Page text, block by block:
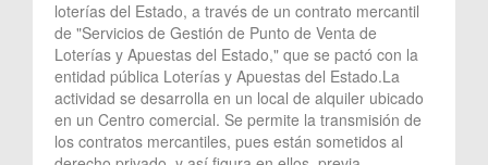
loterías del Estado, a través de un contrato mercantil
de "Servicios de Gestión de Punto de Venta de
Loterías y Apuestas del Estado," que se pactó con la
entidad pública Loterías y Apuestas del Estado.La
actividad se desarrolla en un local de alquiler ubicado
en un Centro comercial. Se permite la transmisión de
los contratos mercantiles, pues están sometidos al